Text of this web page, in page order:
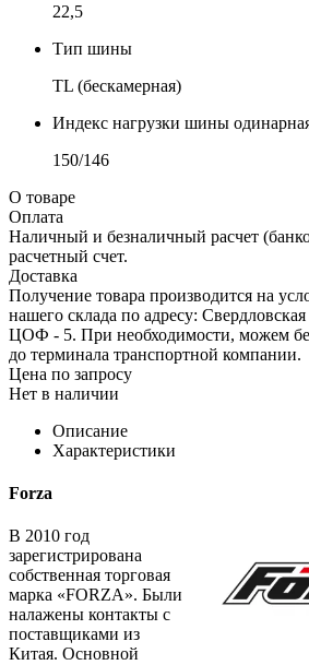
22,5
Тип шины
TL (бескамерная)
Индекс нагрузки шины
150/146
О товаре
Оплата
Наличный и безналичный расчет
расчетный счет.
Доставка
Получение товара производится на
нашего склада по адресу:
ЦОФ - 5. При необходимости, можем
до терминала транспортной компании.
Цена по запросу
Нет в наличии
Описание
Характеристики
Forza
В 2010 год
зарегистрирована
собственная торговая
марка «FORZA». Были
налажены контакты с
поставщиками из
Китая. Основной